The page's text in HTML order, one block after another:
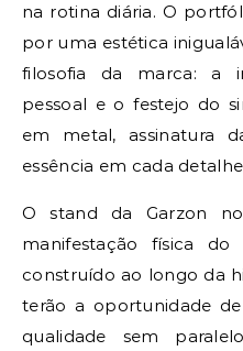
na rotina diária. O
por uma estética
filosofia da marca: a
pessoal e o festejo do
em metal, assinatura
essência em cada
O stand da Garzon
manifestação física
construído ao longo da
terão a oportunidade
qualidade sem